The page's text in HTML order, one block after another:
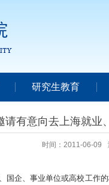
研究生教育
请有意向去上海就业
时间：2011-06-09
企、事业单位或高校工作